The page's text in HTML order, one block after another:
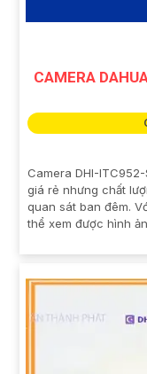
CAMERA
Camera DHI-ITC952-
giá rẻ nhưng chất
quan sát ban đêm.
thể xem được hình